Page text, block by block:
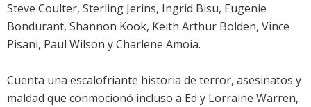
Steve Coulter, Sterling Jerins, Ingrid Bisu, Eugenie
Bondurant, Shannon Kook, Keith Arthur Bolden, Vince
Pisani, Paul Wilson yCharlene Amoia.
Cuenta una escalofriante historia de terror, asesinatos y
maldad que conmocionó incluso a Ed y Lorraine Warren,